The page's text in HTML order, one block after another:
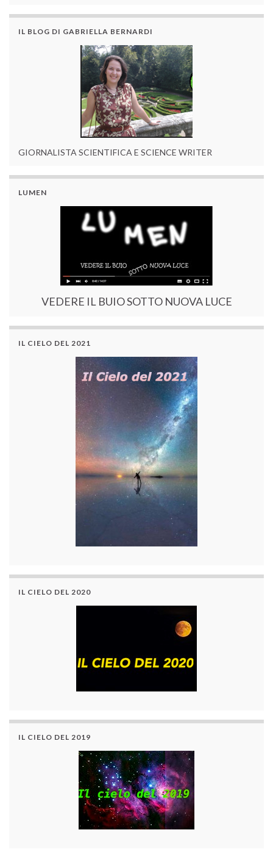
IL BLOG DI GABRIELLA BERNARDI
GIORNALISTA SCIENTIFICA E SCIENCE WRITER
LUMEN
VEDERE IL BUIO SOTTO NUOVA LUCE
IL CIELO DEL 2021
IL CIELO DEL 2020
IL CIELO DEL 2019